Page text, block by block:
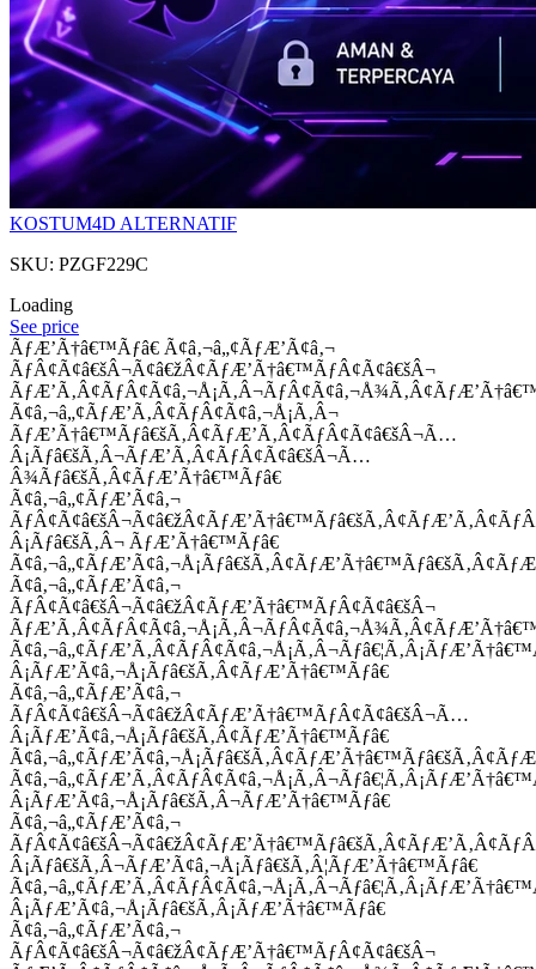
KOSTUM4D ALTERNATIF
SKU: PZGF229C
Loading
See price
ÃƒÆ’Ã†â€™Ãƒâ€ Ã¢â‚¬â„¢ÃƒÆ’Ã¢â‚¬
ÃƒÂ¢Ã¢â€šÂ¬Ã¢â€žÂ¢ÃƒÆ’Ã†â€™ÃƒÂ¢Ã¢â€šÂ¬
Ã¢â‚¬â„¢ÃƒÆ’Ã‚Â¢ÃƒÂ¢Ã¢â‚¬Å¡Ã‚Â¬
ÃƒÆ’Ã†â€™Ãƒâ€šÃ‚Â¢ÃƒÆ’Ã‚Â¢ÃƒÂ¢Ã¢â€šÂ¬Ã…
Â¡Ãƒâ€šÃ‚Â¬ÃƒÆ’Ã‚Â¢ÃƒÂ¢Ã¢â€šÂ¬Ã…
Â¾Ãƒâ€šÃ‚Â¢ÃƒÆ’Ã†â€™Ãƒâ€
Ã¢â‚¬â„¢ÃƒÆ’Ã¢â‚¬
Â¡Ãƒâ€šÃ‚Â¬ ÃƒÆ’Ã†â€™Ãƒâ€
Ã¢â‚¬â„¢ÃƒÆ’Ã¢â‚¬
ÃƒÂ¢Ã¢â€šÂ¬Ã¢â€žÂ¢ÃƒÆ’Ã†â€™ÃƒÂ¢Ã¢â€šÂ¬
Â¡ÃƒÆ’Ã¢â‚¬Å¡Ãƒâ€šÃ‚Â¢ÃƒÆ’Ã†â€™Ãƒâ€
Ã¢â‚¬â„¢ÃƒÆ’Ã¢â‚¬
ÃƒÂ¢Ã¢â€šÂ¬Ã¢â€žÂ¢ÃƒÆ’Ã†â€™ÃƒÂ¢Ã¢â€šÂ¬Ã…
Â¡ÃƒÆ’Ã¢â‚¬Å¡Ãƒâ€šÃ‚Â¢ÃƒÆ’Ã†â€™Ãƒâ€
Â¡ÃƒÆ’Ã¢â‚¬Å¡Ãƒâ€šÃ‚Â¬ÃƒÆ’Ã†â€™Ãƒâ€
Ã¢â‚¬â„¢ÃƒÆ’Ã¢â‚¬
Â¡Ãƒâ€šÃ‚Â¬ÃƒÆ’Ã¢â‚¬Å¡Ãƒâ€šÃ‚Â¦ÃƒÆ’Ã†â€™Ãƒâ€
Â¡ÃƒÆ’Ã¢â‚¬Å¡Ãƒâ€šÃ‚Â¡ÃƒÆ’Ã†â€™Ãƒâ€
Ã¢â‚¬â„¢ÃƒÆ’Ã¢â‚¬
ÃƒÂ¢Ã¢â€šÂ¬Ã¢â€žÂ¢ÃƒÆ’Ã†â€™ÃƒÂ¢Ã¢â€šÂ¬